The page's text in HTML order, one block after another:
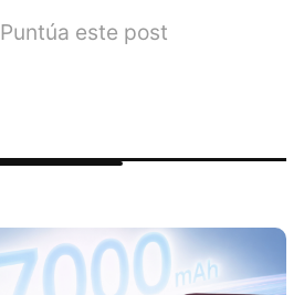
Puntúa este post